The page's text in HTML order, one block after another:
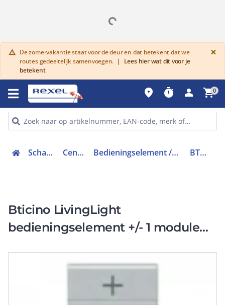
warning De zomervakantie staat voor de deur en dat betekent dat we
routes gedeeltelijk samenvoegen. |
Lees hier wat dit voor je
betekent
×
place timer person shopping_cart0
Schakelmateriaal Centraalplaten Bedieningselement /centraalplaat schakelmateriaal BTNT4911ADN
Bticino LivingLight
bedieningselement +/- 1 module
9006 BTNT4911ADN